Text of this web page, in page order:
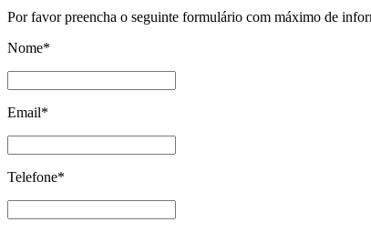
Por favor preencha o seguinte formulário com máximo de
Nome*
Email*
Telefone*